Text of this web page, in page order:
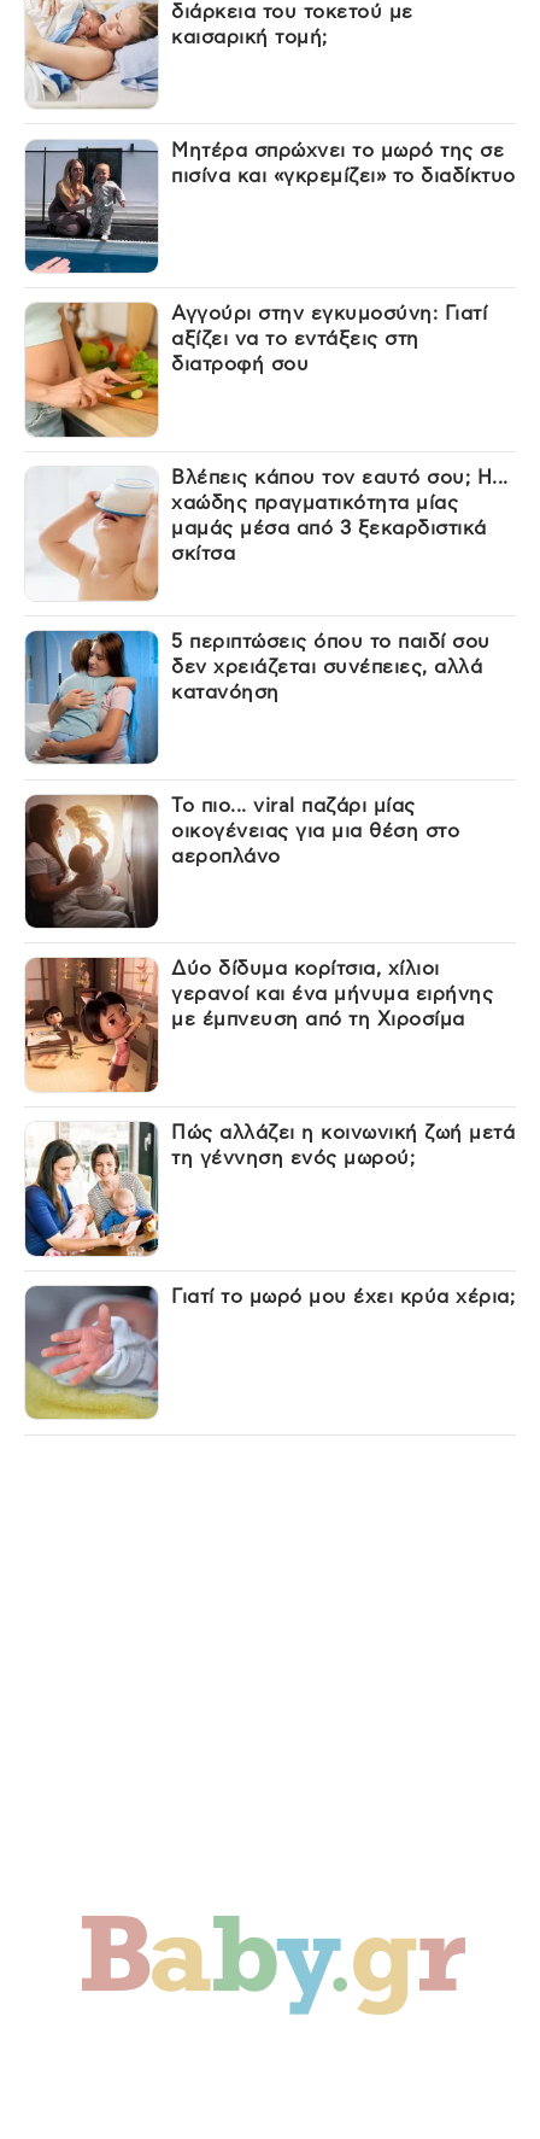
διάρκεια του τοκετού με
καισαρική τομή;
Μητέρα σπρώχνει το μωρό της σε
πισίνα και «γκρεμίζει» το διαδίκτυο
Αγγούρι στην εγκυμοσύνη: Γιατί
αξίζει να το εντάξεις στη
διατροφή σου
Βλέπεις κάπου τον εαυτό σου; Η...
χαώδης πραγματικότητα μίας
μαμάς μέσα από 3 ξεκαρδιστικά
σκίτσα
5 περιπτώσεις όπου το παιδί σου
δεν χρειάζεται συνέπειες, αλλά
κατανόηση
Το πιο... viral παζάρι μίας
οικογένειας για μια θέση στο
αεροπλάνο
Δύο δίδυμα κορίτσια, χίλιοι
γερανοί και ένα μήνυμα ειρήνης
με έμπνευση από τη Χιροσίμα
Πώς αλλάζει η κοινωνική ζωή μετά
τη γέννηση ενός μωρού;
Γιατί το μωρό μου έχει κρύα χέρια;